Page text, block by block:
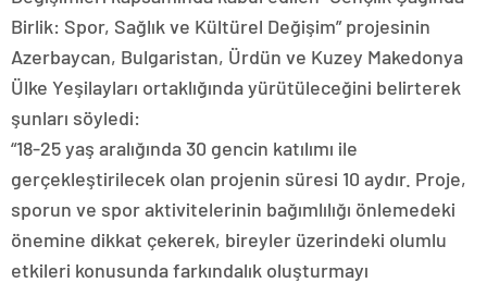
Birlik: Spor, Sağlık ve Kültürel Değişim” projesinin
Azerbaycan, Bulgaristan, Ürdün ve Kuzey Makedonya
Ülke Yeşilayları ortaklığında yürütüleceğini belirterek
şunları söyledi:
“18-25 yaş aralığında 30 gencin katılımı ile
gerçekleştirilecek olan projenin süresi 10 aydır. Proje,
sporun ve spor aktivitelerinin bağımlılığı önlemedeki
önemine dikkat çekerek, bireyler üzerindeki olumlu
etkileri konusunda farkındalık oluşturmayı